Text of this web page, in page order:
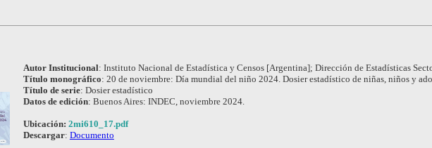
Autor Institucional: Instituto Nacional de Estadística y Censos [Argentina]; Dirección de Estadísticas
Título monográfico: 20 de noviembre: Día mundial del niño 2024. Dosier estadístico de niñas, niños y
Título de serie: Dosier estadístico
Datos de edición: Buenos Aires: INDEC, noviembre 2024.
Ubicación: 2mi610_17.pdf
Descargar: Documento